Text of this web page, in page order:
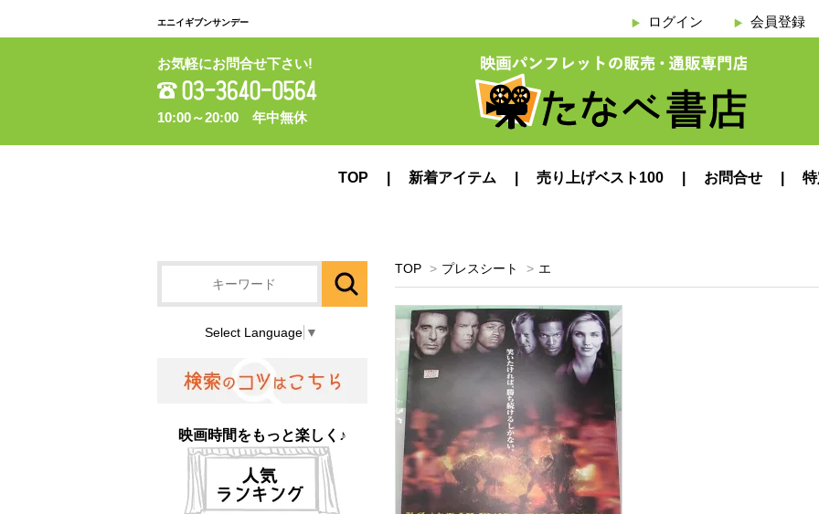
エニイギブンサンデー ログイン 会員登録
お気軽にお問合せ下さい!
10:00～20:00 年中無休
TOP 新着アイテム 売り上げベスト100 お問合せ
TOP > プレスシート > エ
Select Language ▼
映画時間をもっと楽しく♪